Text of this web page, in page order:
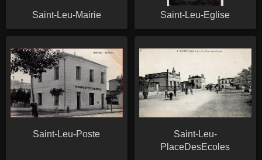
Saint-Leu-Mairie Saint-Leu-Eglise
Saint-Leu-Poste
Saint-Leu-
PlaceDesEcoles